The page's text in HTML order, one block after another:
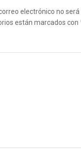
electrónico no será
están marcados con